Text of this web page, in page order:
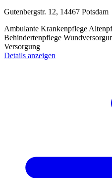
Gutenbergstr. 12, 14467 Potsdam
Ambulante Krankenpflege
Behindertenpflege
Versorgung
Details anzeigen